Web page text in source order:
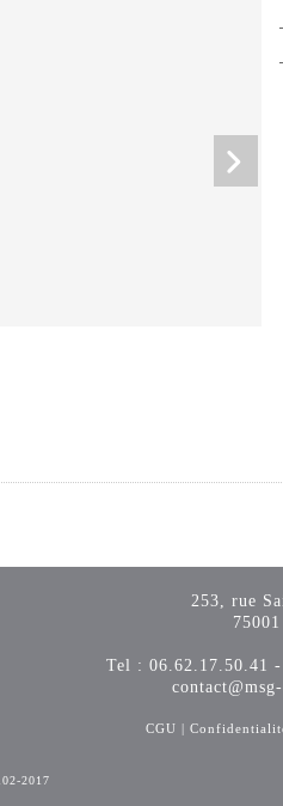
253, rue
Tel : 06.62.17.50.41
CGU
2017